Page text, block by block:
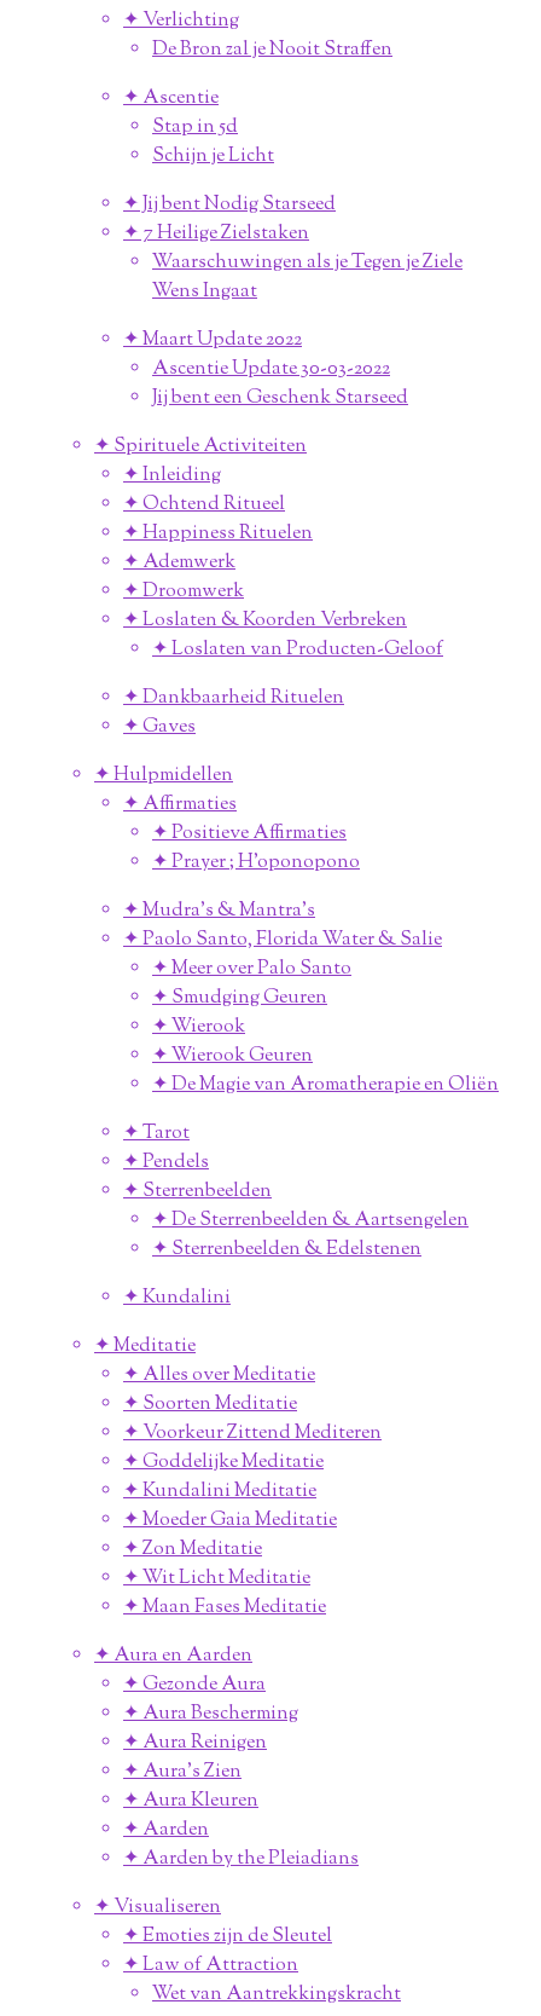
✦ Verlichting
De Bron zal je Nooit Straffen
✦ Ascentie
Stap in 5d
Schijn je Licht
✦ Jij bent Nodig Starseed
✦ 7 Heilige Zielstaken
Waarschuwingen als je Tegen je Ziele
Wens Ingaat
✦ Maart Update 2022
Ascentie Update 30-03-2022
Jij bent een Geschenk Starseed
✦ Spirituele Activiteiten
✦ Inleiding
✦ Ochtend Ritueel
✦ Happiness Rituelen
✦ Ademwerk
✦ Droomwerk
✦ Loslaten & Koorden Verbreken
✦ Loslaten van Producten-Geloof
✦ Dankbaarheid Rituelen
✦ Gaves
✦ Hulpmidellen
✦ Affirmaties
✦ Positieve Affirmaties
✦ Prayer ; H'oponopono
✦ Mudra's & Mantra's
✦ Paolo Santo, Florida Water & Salie
✦ Meer over Palo Santo
✦ Smudging Geuren
✦ Wierook
✦ Wierook Geuren
✦ De Magie van Aromatherapie en Oliën
✦ Tarot
✦ Pendels
✦ Sterrenbeelden
✦ De Sterrenbeelden & Aartsengelen
✦ Sterrenbeelden & Edelstenen
✦ Kundalini
✦ Meditatie
✦ Alles over Meditatie
✦ Soorten Meditatie
✦ Voorkeur Zittend Mediteren
✦ Goddelijke Meditatie
✦ Kundalini Meditatie
✦ Moeder Gaia Meditatie
✦ Zon Meditatie
✦ Wit Licht Meditatie
✦ Maan Fases Meditatie
✦ Aura en Aarden
✦ Gezonde Aura
✦ Aura Bescherming
✦ Aura Reinigen
✦ Aura's Zien
✦ Aura Kleuren
✦ Aarden
✦ Aarden by the Pleiadians
✦ Visualiseren
✦ Emoties zijn de Sleutel
✦ Law of Attraction
Wet van Aantrekkingskracht